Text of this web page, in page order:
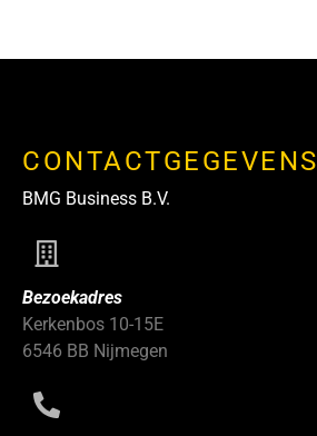
CONTACTGEGEVENS
BMG Business B.V.
Bezoekadres
Kerkenbos 10-15E
6546 BB Nijmegen